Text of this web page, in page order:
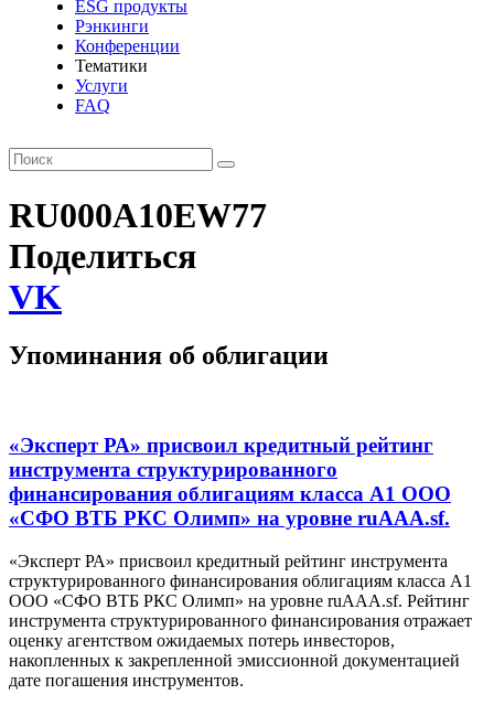
ESG продукты
Рэнкинги
Конференции
Тематики
Услуги
FAQ
RU000A10EW77
Поделиться
VK
Упоминания об облигации
«Эксперт РА» присвоил кредитный рейтинг
инструмента структурированного
финансирования облигациям класса А1 ООО
«СФО ВТБ РКС Олимп» на уровне ruAAA.sf.
«Эксперт РА» присвоил кредитный рейтинг инструмента
структурированного финансирования облигациям класса А1
ООО «СФО ВТБ РКС Олимп» на уровне ruAAA.sf. Рейтинг
инструмента структурированного финансирования отражает
оценку агентством ожидаемых потерь инвесторов,
накопленных к закрепленной эмиссионной документацией
дате погашения инструментов.